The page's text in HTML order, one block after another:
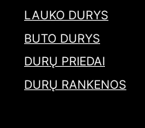
LAUKO DURYS
BUTO DURYS
DURŲ PRIEDAI
DURŲ RANKENOS